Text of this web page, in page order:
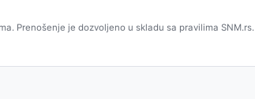
Prenošenje je dozvoljeno u skladu sa pravilima SNM.rs.